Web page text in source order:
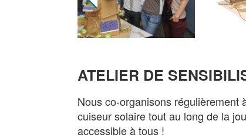
ATELIER DE
Nous co-organisons régulièrement
cuiseur solaire tout au long de la
accessible à tous !